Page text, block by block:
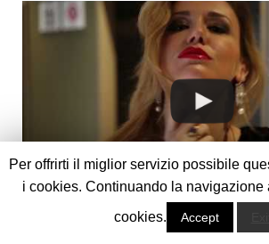
Per offrirti il miglior servizio possibile
i cookies. Continuando la navigazione
cookies.
Accept